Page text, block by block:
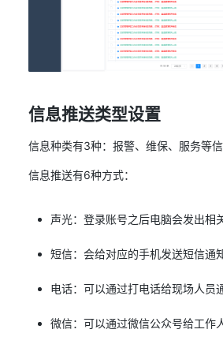
信息推送类型设置
信息种类有3种：报警、维保、服务等信
信息推送有6种方式：
声光：登录账号之后电脑会发出相
短信：会给对应的手机发送短信通
电话：可以通过打电话给现场人员
微信：可以通过微信公众号给工作